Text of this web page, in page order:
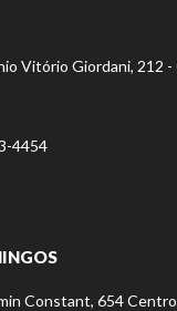
Vitório Giordani, 212
4454
Constant, 654